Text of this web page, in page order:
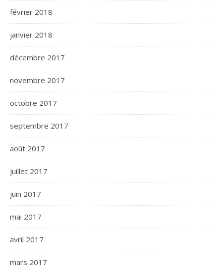
février 2018
janvier 2018
décembre 2017
novembre 2017
octobre 2017
septembre 2017
août 2017
juillet 2017
juin 2017
mai 2017
avril 2017
mars 2017